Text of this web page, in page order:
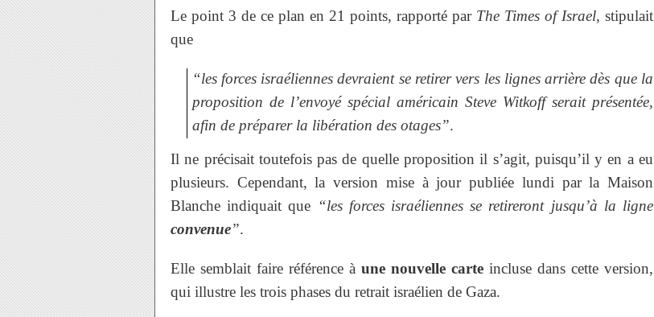
Le point 3 de ce plan en 21 points, rapporté par The Times of Israel, stipulait
que
“les forces israéliennes devraient se retirer vers les lignes arrière dès que la
proposition de l’envoyé spécial américain Steve Witkoff serait présentée,
afin de préparer la libération des otages”.
Il ne précisait toutefois pas de quelle proposition il s’agit, puisqu’il y en a eu
plusieurs. Cependant, la version mise à jour publiée lundi par la Maison
Blanche indiquait que “les forces israéliennes se retireront jusqu’à la ligne
convenue”.
Elle semblait faire référence à une nouvelle carte incluse dans cette version,
qui illustre les trois phases du retrait israélien de Gaza.